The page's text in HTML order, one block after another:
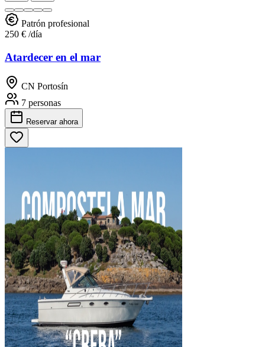
Patrón profesional
250 € /día
Atardecer en el mar
CN Portosín
7 personas
Reservar ahora